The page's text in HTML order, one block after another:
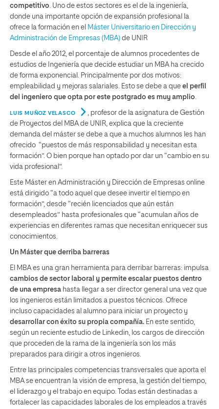
competitivo. Uno de estos sectores es el de la ingeniería,
donde una importante opción de expansión profesional la
ofrece la formación en el Máster Universitario en Dirección y
Administración de Empresas (MBA) de UNIR
Desde el año 2012, el porcentaje de alumnos procedentes de
estudios de Ingeniería que decide estudiar un MBA ha crecido
de forma exponencial. Principalmente por dos motivos:
empleabilidad y mejoras salariales. Esto se debe a que el perfil
del ingeniero que opta por este postgrado es muy amplio.
LUIS MUÑOZ VELASCO
, profesor de la asignatura de Gestión
de Proyectos del MBA de UNIR, explica que la creciente
demanda del máster se debe a que a muchos alumnos les han
ofrecido “puestos de más responsabilidad y necesitan esta
formación”. O bien porque han optado por dar un “cambio en su
vida profesional”.
Este Máster en Administración y Dirección de Empresas online
está dirigido “a todo aquel que desee invertir el tiempo en
formación”, desde “recién licenciados que aún están
desempleados” hasta profesionales que “acumulan años de
experiencias en diferentes ramas que necesitan enriquecer sus
conocimientos.
Un Máster que derriba barreras
El MBA es una gran herramienta para derribar barreras: impulsa
cambios de sector laboral y permite escalar puestos dentro
de una empresa hasta llegar a ser director general una vez que
los ingenieros están limitados a puestos técnicos. Ofrece
incluso capacidades al alumno para iniciar un proyecto y
desarrollar con éxito su propia compañía. En este sentido,
según un reciente estudio de Linkedin, los cargos de dirección
que proceden de la rama de la ingeniería son los más
preparados para dirigir a otros ingenieros.
Entre las principales competencias transversales que aporta el
MBA se encuentran la visión de empresa, la gestión del tiempo,
el liderazgo y el trabajo en equipo. Todas están destinadas a
fortalecer las capacidades laborales de los empleados a través